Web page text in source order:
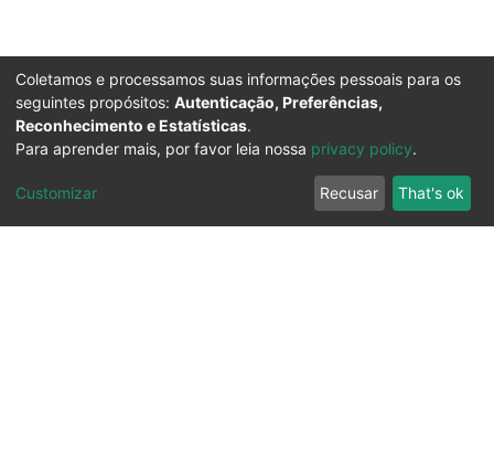
Coletamos e processamos suas informações pessoais para os
seguintes propósitos: Autenticação, Preferências,
Reconhecimento e Estatísticas.
Para aprender mais, por favor leia nossa privacy policy.
Customizar Recusar That's ok